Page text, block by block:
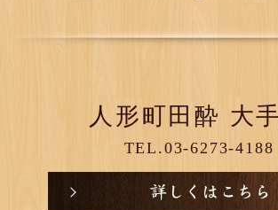
人形町田酔 大
TEL.03-6273-4188